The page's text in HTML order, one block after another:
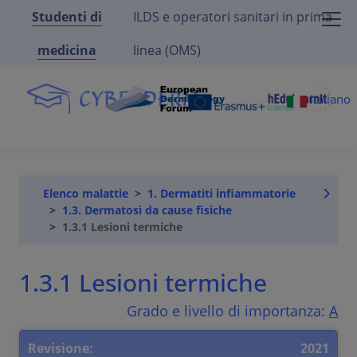
Studenti di
medicina
ILDS e operatori sanitari in prima
linea (OMS)
Italiano
Elenco malattie
1. Dermatiti infiammatorie
1.3. Dermatosi da cause fisiche
1.3.1 Lesioni termiche
1.3.1 Lesioni termiche
Grado e livello di importanza: A
Revisione: 2021